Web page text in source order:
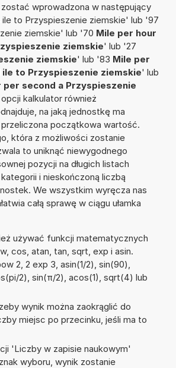
wprowadzona w następujący
to Przyspieszenie ziemskie' lub '97
ziemskie' lub '70 Mile per hour
ziemskie' lub '27
ziemskie' lub '83 Mile per
to Przyspieszenie ziemskie' lub
per second a Przyspieszenie
kalkulator również
na jaką jednostkę ma
początkowa wartość.
która z możliwości zostanie
to uniknąć niewygodnego
pozycji na długich listach
i nieskończoną liczbą
We wszystkim wyręcza nas
całą sprawę w ciągu ułamka
używać funkcji matematycznych
cos, atan, tan, sqrt, exp i asin.
2, 2 exp 3, asin(1/2), sin(90),
2), sin(π/2), acos(1), sqrt(4) lub
wynik można zaokrąglić do
miejsc po przecinku, jeśli ma to
'Liczby w zapisie naukowym'
wyboru, wynik zostanie